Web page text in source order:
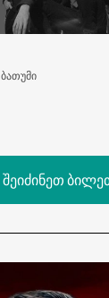
ბათუმი
შეიძინეთ